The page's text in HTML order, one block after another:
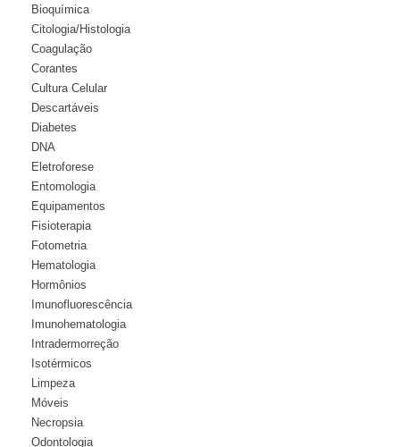
Bioquímica
Citologia/Histologia
Coagulação
Corantes
Cultura Celular
Descartáveis
Diabetes
DNA
Eletroforese
Entomologia
Equipamentos
Fisioterapia
Fotometria
Hematologia
Hormônios
Imunofluorescência
Imunohematologia
Intradermorreção
Isotérmicos
Limpeza
Móveis
Necropsia
Odontologia